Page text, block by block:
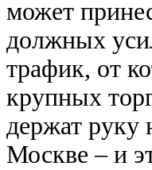
может
должных
трафик, от
крупных
держат руку
Москве ‒ и